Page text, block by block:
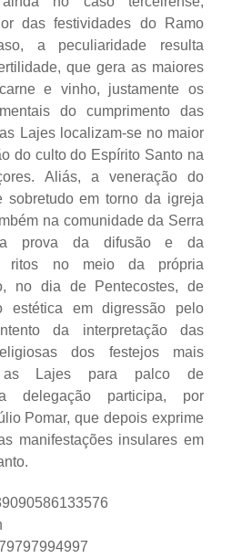
das festividades do Ramo
a peculiaridade resulta
que gera as maiores
e vinho, justamente os
do cumprimento das
Lajes localizam-se no maior
do culto do Espírito Santo na
Aliás, a veneração do
sobretudo em torno da igreja
na comunidade da Serra
prova da difusão e da
ritos no meio da própria
no dia de Pentecostes, de
estética em digressão pelo
da interpretação das
dos festejos mais
as Lajes para palco de
delegação participa, por
Pomar, que depois exprime
manifestações insulares em